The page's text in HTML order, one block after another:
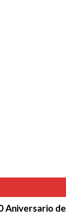
Aniversario de